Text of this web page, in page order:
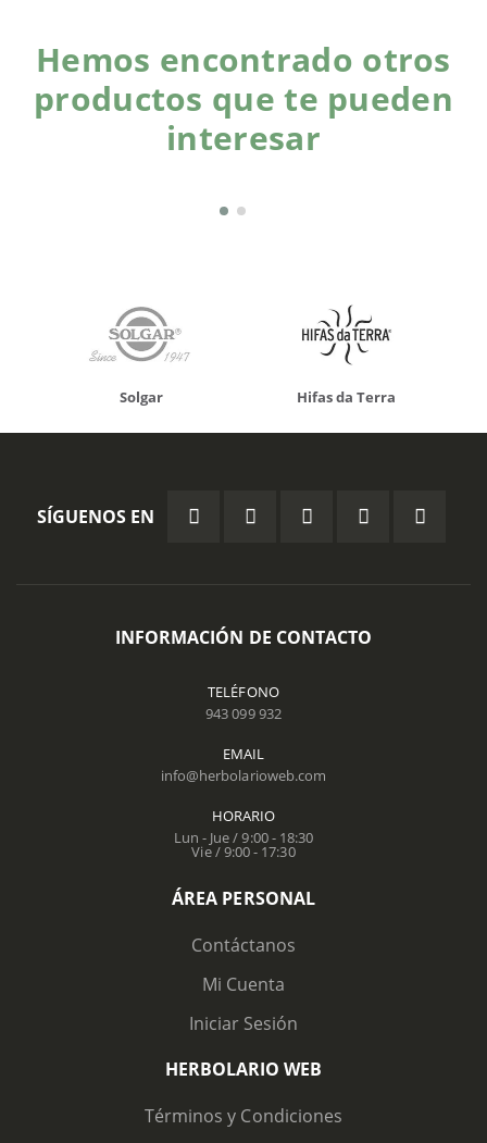
Hemos encontrado otros
productos que te pueden
interesar
Solgar Hifas da Terra
SÍGUENOS EN
INFORMACIÓN DE CONTACTO
TELÉFONO
943 099 932
EMAIL
info@herbolarioweb.com
HORARIO
Lun - Jue / 9:00 - 18:30
Vie / 9:00 - 17:30
ÁREA PERSONAL
Contáctanos
Mi Cuenta
Iniciar Sesión
HERBOLARIO WEB
Términos y Condiciones